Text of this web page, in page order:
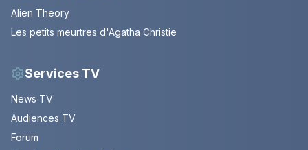
Alien Theory
Les petits meurtres d'Agatha Christie
Services TV
News TV
Audiences TV
Forum